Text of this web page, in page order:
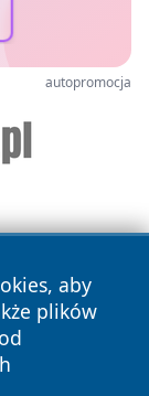
autopromocja
aby
plików
prawa